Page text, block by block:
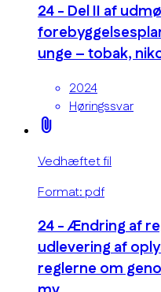
24 - Del II af
unge – tobak,
2024
Høringssvar
attach_file
Vedhæftet fil
Format: pdf
24 - Ændring af
udlevering af
reglerne om